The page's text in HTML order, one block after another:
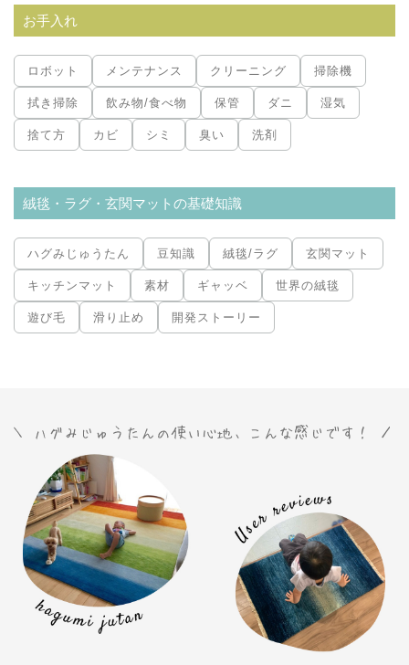
お手入れ
ロボット メンテナンス クリーニング 掃除機
拭き掃除 飲み物/食べ物 保管 ダニ 湿気
捨て方 カビ シミ 臭い 洗剤
絨毯・ラグ・玄関マットの基礎知識
ハグみじゅうたん 豆知識 絨毯/ラグ 玄関マット
キッチンマット 素材 ギャッベ 世界の絨毯
遊び毛 滑り止め 開発ストーリー